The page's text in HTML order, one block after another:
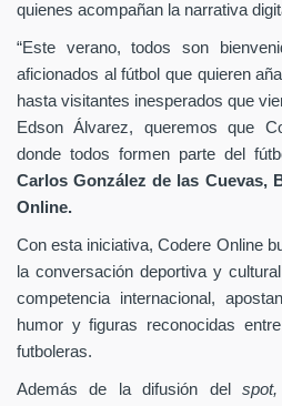
quienes acompañan la narrativa
“Este verano, todos son
aficionados al fútbol que quieren
hasta visitantes inesperados que
Edson Álvarez, queremos que
donde todos formen parte del
Carlos González de las Cuevas,
Online.
Con esta iniciativa, Codere Online
la conversación deportiva y
competencia internacional,
humor y figuras reconocidas
futboleras.
Además de la difusión delspot,